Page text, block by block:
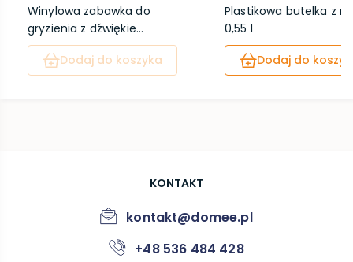
Winylowa zabawka do
gryzienia z dźwiękie...
Dodaj do koszyka
Plastikowa butelka z
0,55 l
Dodaj do
KONTAKT
kontakt@domee.pl
+48 536 484 428